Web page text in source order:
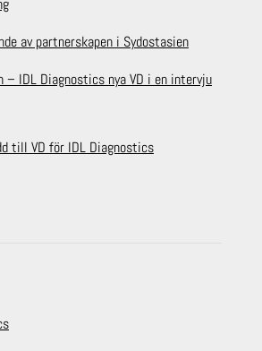
av partnerskapen i Sydostasien
– IDL Diagnostics nya VD i en intervju
till VD för IDL Diagnostics